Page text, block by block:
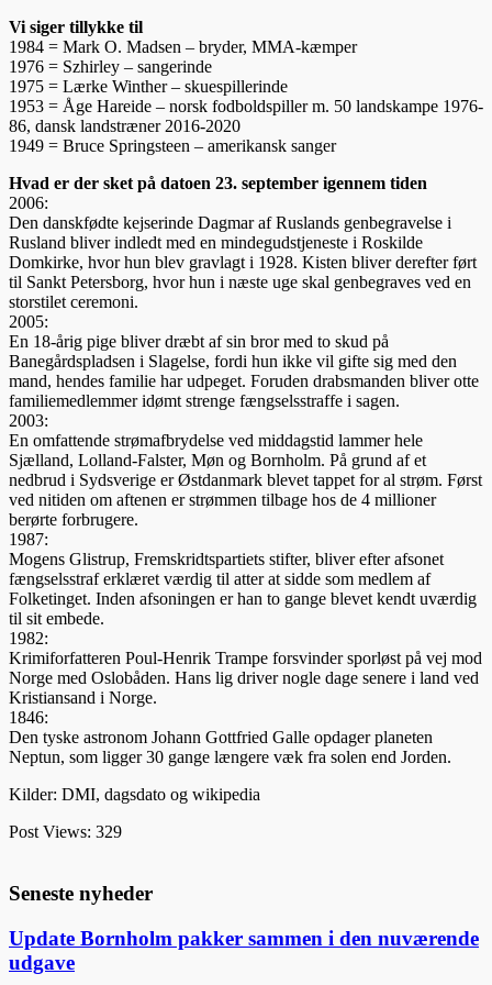
Vi siger tillykke til
1984 = Mark O. Madsen – bryder, MMA-kæmper
1976 = Szhirley – sangerinde
1975 = Lærke Winther – skuespillerinde
1953 = Åge Hareide – norsk fodboldspiller m. 50 landskampe 1976-
86, dansk landstræner 2016-2020
1949 = Bruce Springsteen – amerikansk sanger
Hvad er der sket på datoen 23. september igennem tiden
2006:
Den danskfødte kejserinde Dagmar af Ruslands genbegravelse i
Rusland bliver indledt med en minde­guds­tjeneste i Roskilde
Domkirke, hvor hun blev gravlagt i 1928. Kisten bliver derefter ført
til Sankt Petersborg, hvor hun i næste uge skal genbegraves ved en
storstilet ceremoni.
2005:
En 18-årig pige bliver dræbt af sin bror med to skud på
Banegårdspladsen i Slagelse, fordi hun ikke vil gifte sig med den
mand, hendes familie har udpeget. Foruden drabsmanden bliver otte
familiemedlemmer idømt strenge fængselsstraffe i sagen.
2003:
En omfattende strømafbrydelse ved middagstid lammer hele
Sjælland, Lolland-Falster, Møn og Bornholm. På grund af et
nedbrud i Sydsverige er Østdanmark blevet tappet for al strøm. Først
ved nitiden om aftenen er strømmen tilbage hos de 4 millioner
berørte forbrugere.
1987:
Mogens Glistrup, Fremskridtspartiets stifter, bliver efter afsonet
fængselsstraf erklæret vær­dig til atter at sidde som medlem af
Folketinget. Inden afsoningen er han to gange blevet kendt uværdig
til sit embede.
1982:
Krimiforfatteren Poul-Henrik Trampe forsvinder sporløst på vej mod
Norge med Oslobåden. Hans lig driver nogle dage senere i land ved
Kristiansand i Norge.
1846:
Den tyske astronom Johann Gottfried Galle opdager planeten
Neptun, som ligger 30 gange længere væk fra solen end Jorden.
Kilder: DMI, dagsdato og wikipedia
Post Views: 329
Seneste nyheder
Update Bornholm pakker sammen i den nuværende
udgave